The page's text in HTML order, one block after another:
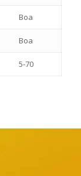
Boa
Boa
5-70